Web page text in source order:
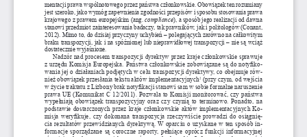
mentacji prawa wspólnotowego przez państwa członkowskie. Obowiązek ten rozumiany
jest szeroko, jako wymóg zapewnienia zgodności przepisów i sposobu stosowania prawa
krajowego z prawem europejskim (ang. compliance), a sposób jego realizacji od dawna
stanowi przedmiot zainteresowania badaczy, tak prawników, jak i politologów (Conant,
2012). Mimo to, do dzisiaj przyczyny uchybień – polegających zarówno na całkowitym
braku transpozycji, jak i na spóźnionej lub nieprawidłowej transpozycji – nie są wciąż
dostatecznie wyjaśnione.
Nadzór nad procesem transpozycji dyrektyw przez kraje członkowskie sprawuje
z  urzędu Komisja Europejska. Państwa członkowskie zobowiązane są do notyfiko
-
wania jej o działaniach podjętych w celu transpozycji dyrektywy, co obejmuje rów-
nież obowiązek przesłania tekstu aktów implementacyjnych2 (przy czym, od wejścia
w życie traktatu z Lizbony brak notyfikacji stanowi sam w sobie formalne naruszenie
prawa UE (Komunikat C 12/2011). Pozwala to Komisji monitorować, czy państwa
wypełniają obowiązek transpozycyjny oraz czy czynią to terminowo. Ponadto, na
podstawie dostarczonych przez kraje członkowskie aktów implementacyjnych Ko-
misja weryfikuje, czy dokonana transpozycja rzeczywiście prowadzi do osiągnię-
cia rezultatów przewidzianych dyrektywą. W oparciu o uzyskane w ten sposób in-
formacje sporządzane są coroczne raporty, pełniące oprócz funkcji informacyjnej